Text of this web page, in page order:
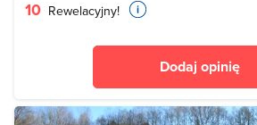
10 Rewelacyjny!
Dodaj opinię